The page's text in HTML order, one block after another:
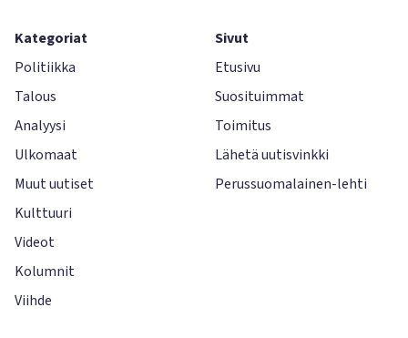
Kategoriat
Politiikka
Talous
Analyysi
Ulkomaat
Muut uutiset
Kulttuuri
Videot
Kolumnit
Viihde
Sivut
Etusivu
Suosituimmat
Toimitus
Lähetä uutisvinkki
Perussuomalainen-lehti